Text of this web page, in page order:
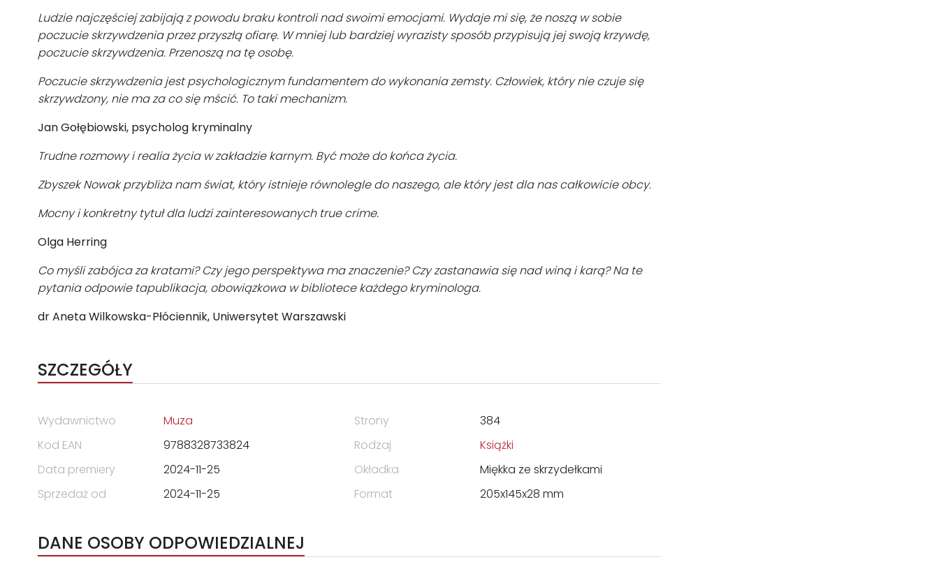
Ludzie najczęściej zabijają z powodu braku kontroli nad swoimi emocjami. Wydaje mi się, że noszą w sobie
poczucie skrzywdzenia przez przyszłą ofiarę. W mniej lub bardziej wyrazisty sposób przypisują jej swoją krzywdę,
poczucie skrzywdzenia. Przenoszą na tę osobę.
Poczucie skrzywdzenia jest psychologicznym fundamentem do wykonania zemsty. Człowiek, który nie czuje się
skrzywdzony, nie ma za co się mścić. To taki mechanizm.
Jan Gołębiowski, psycholog kryminalny
Trudne rozmowy i realia życia w zakładzie karnym. Być może do końca życia.
Zbyszek Nowak przybliża nam świat, który istnieje równolegle do naszego, ale który jest dla nas całkowicie obcy.
Mocny i konkretny tytuł dla ludzi zainteresowanych true crime.
Olga Herring
Co myśli zabójca za kratami? Czy jego perspektywa ma znaczenie? Czy zastanawia się nad winą i karą? Na te
pytania odpowie tapublikacja, obowiązkowa w bibliotece każdego kryminologa.
dr Aneta Wilkowska-Płóciennik, Uniwersytet Warszawski
SZCZEGÓŁY
Wydawnictwo
Muza
Kod EAN
9788328733824
Data premiery
2024-11-25
Sprzedaż od
2024-11-25
Strony
384
Rodzaj
Książki
Okładka
Miękka ze skrzydełkami
Format
205x145x28 mm
DANE OSOBY ODPOWIEDZIALNEJ